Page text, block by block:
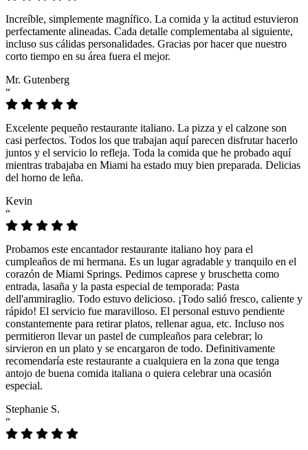
Increíble, simplemente magnífico. La comida y la actitud estuvieron
perfectamente alineadas. Cada detalle complementaba al siguiente,
incluso sus cálidas personalidades. Gracias por hacer que nuestro
corto tiempo en su área fuera el mejor.
Mr. Gutenberg
“
Excelente pequeño restaurante italiano. La pizza y el calzone son
casi perfectos. Todos los que trabajan aquí parecen disfrutar hacerlo
juntos y el servicio lo refleja. Toda la comida que he probado aquí
mientras trabajaba en Miami ha estado muy bien preparada. Delicias
del horno de leña.
Kevin
“
Probamos este encantador restaurante italiano hoy para el
cumpleaños de mi hermana. Es un lugar agradable y tranquilo en el
corazón de Miami Springs. Pedimos caprese y bruschetta como
entrada, lasaña y la pasta especial de temporada: Pasta
dell'ammiraglio. Todo estuvo delicioso. ¡Todo salió fresco, caliente y
rápido! El servicio fue maravilloso. El personal estuvo pendiente
constantemente para retirar platos, rellenar agua, etc. Incluso nos
permitieron llevar un pastel de cumpleaños para celebrar; lo
sirvieron en un plato y se encargaron de todo. Definitivamente
recomendaría este restaurante a cualquiera en la zona que tenga
antojo de buena comida italiana o quiera celebrar una ocasión
especial.
Stephanie S.
“